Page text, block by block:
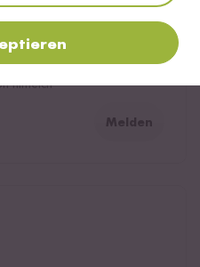
hilfreich
Melden